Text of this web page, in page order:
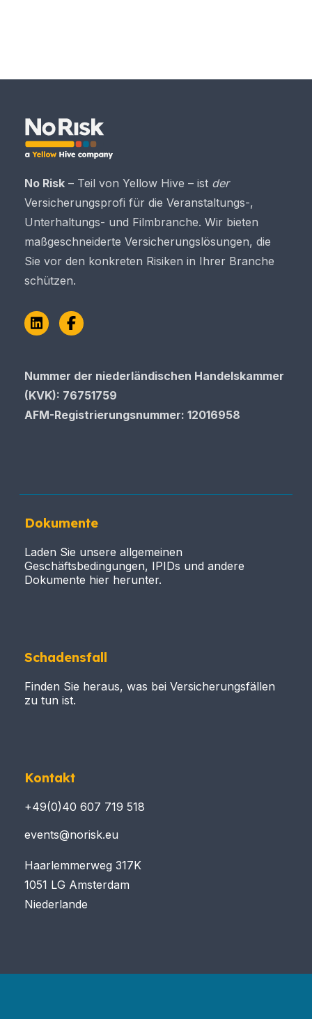
No Risk – Teil von Yellow Hive – ist der
Versicherungsprofi für die Veranstaltungs-,
Unterhaltungs- und Filmbranche. Wir bieten
maßgeschneiderte Versicherungslösungen, die
Sie vor den konkreten Risiken in Ihrer Branche
schützen.
LinkedInFacebook
Nummer der niederländischen Handelskammer
(KVK): 76751759
AFM-Registrierungsnummer: 12016958
Dokumente
Laden Sie unsere allgemeinen
Geschäftsbedingungen, IPIDs und andere
Dokumente hier herunter.
Schadensfall
Finden Sie heraus, was bei Versicherungsfällen
zu tun ist.
Kontakt
+49(0)40 607 719 518
events@norisk.eu
Haarlemmerweg 317K
1051 LG Amsterdam
Niederlande